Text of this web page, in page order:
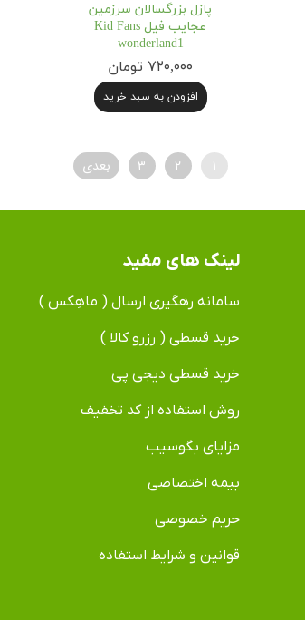
پازل بزرگسالان سرزمین
عجایب فیل Kid Fans
wonderland1
۷۲۰,۰۰۰ تومان
افزودن به سبد خرید
۱ ۲ ۳ بعدی
لینک های مفید
سامانه رهگیری ارسال ( ماهِکس )
خرید قسطی ( رزرو کالا )
خرید قسطی دیجی پی
روش استفاده از کد تخفیف
مزایای بگوسیب
بیمه اختصاصی
حریم خصوصی
قوانین و شرایط استفاده